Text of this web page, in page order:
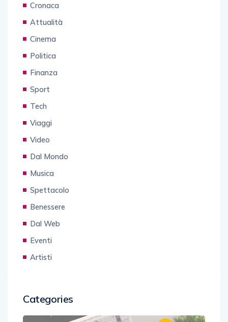
Cronaca
Attualità
Cinema
Politica
Finanza
Sport
Tech
Viaggi
Video
Dal Mondo
Musica
Spettacolo
Benessere
Dal Web
Eventi
Artisti
Categories